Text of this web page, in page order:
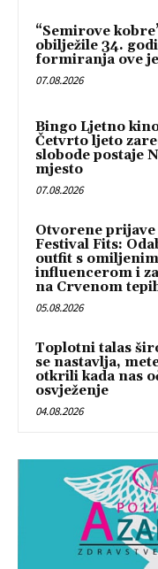
“Semirove
obilježile 34.
formiranja ove
07.08.2026
Bingo Ljetno
Četvrto ljeto
slobode postaje
mjesto
07.08.2026
Otvorene prijave
Festival Fits:
outfit s omiljenim
influencerom i
na Crvenom
05.08.2026
Toplotni talas
se nastavlja,
otkrili kada nas
osvježenje
04.08.2026